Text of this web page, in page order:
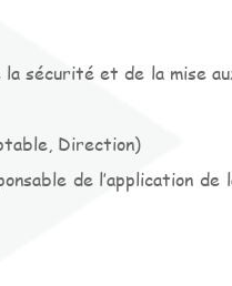
la sécurité et de la mise
Direction)
de l’application de